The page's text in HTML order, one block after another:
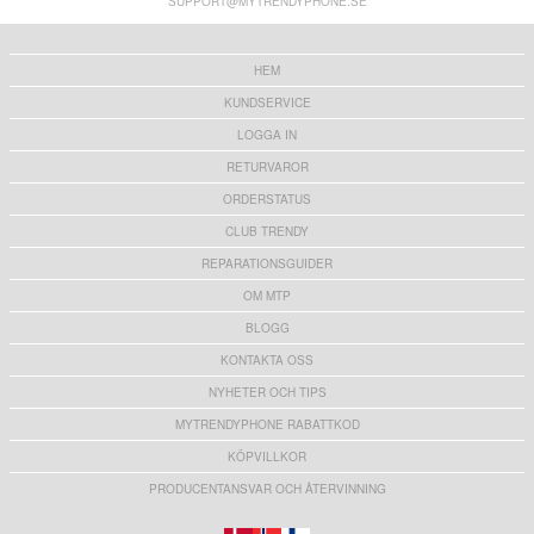
HEM
KUNDSERVICE
LOGGA IN
RETURVAROR
ORDERSTATUS
CLUB TRENDY
REPARATIONSGUIDER
OM MTP
BLOGG
KONTAKTA OSS
NYHETER OCH TIPS
MYTRENDYPHONE RABATTKOD
KÖPVILLKOR
PRODUCENTANSVAR OCH ÅTERVINNING